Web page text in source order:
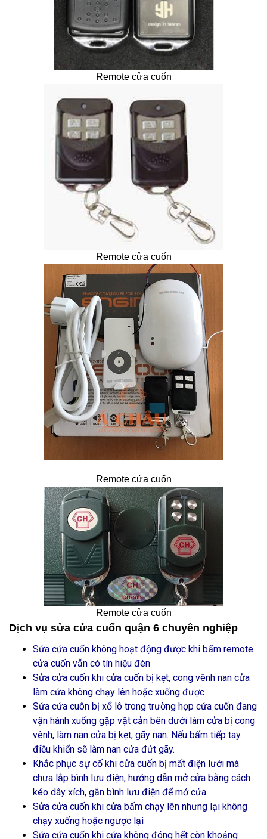
Remote cửa cuốn
Remote cửa cuốn
Remote cửa cuốn
Remote cửa cuốn
Dịch vụ sửa cửa cuốn quận 6 chuyên nghiệp
Sửa cửa cuốn không hoạt động được khi bấm remote
cửa cuốn vẫn có tín hiệu đèn
Sửa cửa cuốn khi cửa cuốn bị kẹt, cong vênh nan cửa
làm cửa không chạy lên hoặc xuống được
Sửa cửa cuôn bị xổ lô trong trường hợp cửa cuốn đang
vận hành xuống gặp vật cản bên dưới làm cửa bị cong
vênh, làm nan cửa bị kẹt, gãy nan. Nếu bấm tiếp tay
điều khiển sẽ làm nan cửa đứt gãy.
Khắc phục sự cố khi cửa cuốn bị mất điện lưới mà
chưa lắp bình lưu điện, hướng dẫn mở cửa bằng cách
kéo dây xích, gắn bình lưu điện để mở cửa
Sửa cửa cuốn khi cửa bấm chạy lên nhưng lại không
chạy xuống hoặc ngược lại
Sửa cửa cuốn khi cửa không đóng hết còn khoảng